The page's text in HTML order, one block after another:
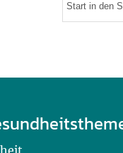
Start in den